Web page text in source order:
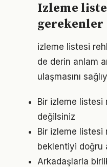
Izleme
gerekenler
izleme listesi
de derin anlam
ulaşmasını
Bir izleme listesi
değilsiniz
Bir izleme listesi
beklentiyi doğru
Arkadaşlarla